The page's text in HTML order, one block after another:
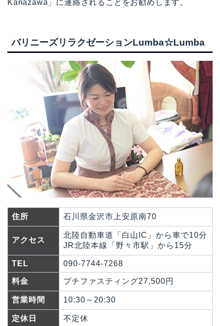
Kanazawa」に連絡されることをお勧めします。
バリニーズリラクゼーションLumba☆Lumba
住所 石川県金沢市上安原南70
アクセス
北陸自動車道「白山IC」から車で10分
JR北陸本線「野々市駅」から15分
TEL 090-7744-7268
料金 プチファスティング27,500円
営業時間 10:30～20:30
定休日 不定休